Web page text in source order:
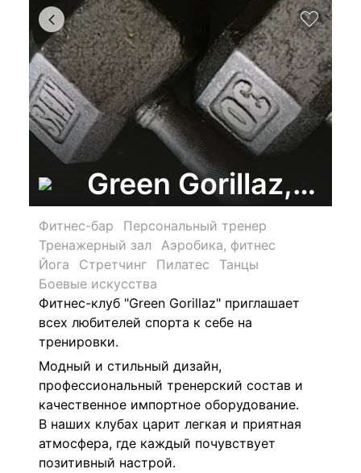
Green Gorillaz,
Фитнес-бар
Персональный тренер
Тренажерный зал
Аэробика, фитнес
Йога
Стретчинг Пилатес
Танцы
Боевые искусства
Фитнес-клуб "Green Gorillaz" приглашает
всех любителей спорта к себе на
тренировки.
Модный и стильный дизайн,
профессиональный тренерский состав и
качественное импортное оборудование.
В наших клубах царит легкая и приятная
атмосфера, где каждый почувствует
позитивный настрой.